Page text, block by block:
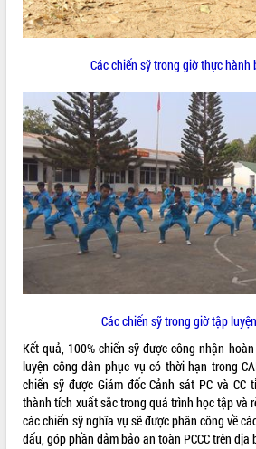
VIDEO
Không có file video nào để phát.
ALBUM ẢNH
LIÊN KẾT WEB
Các chiến sỹ trong giờ thực hành
Các chiến sỹ trong giờ tập
Kết quả, 100% chiến sỹ được công nhận
luyện công dân phục vụ có thời hạn trong
chiến sỹ được Giám đốc Cảnh sát PC và
thành tích xuất sắc trong quá trình học tập và
các chiến sỹ nghĩa vụ sẽ được phân công về
đấu, góp phần đảm bảo an toàn PCCC trên địa